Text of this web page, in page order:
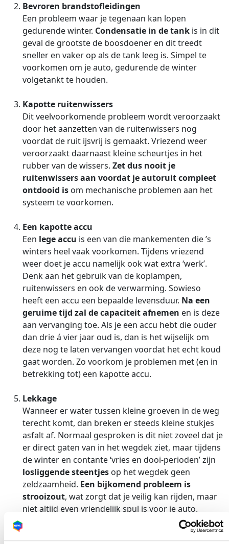
Bevroren brandstofleidingen
Een probleem waar je tegenaan kan lopen
gedurende winter. Condensatie in de tank is in dit
geval de grootste de boosdoener en dit treedt
sneller en vaker op als de tank leeg is. Simpel te
voorkomen om je auto, gedurende de winter
volgetankt te houden.
Kapotte ruitenwissers
Dit veelvoorkomende probleem wordt veroorzaakt
door het aanzetten van de ruitenwissers nog
voordat de ruit ijsvrij is gemaakt. Vriezend weer
veroorzaakt daarnaast kleine scheurtjes in het
rubber van de wissers. Zet dus nooit je
ruitenwissers aan voordat je autoruit compleet
ontdooid is om mechanische problemen aan het
systeem te voorkomen.
Een kapotte accu
Een lege accu is een van die mankementen die ’s
winters heel vaak voorkomen. Tijdens vriezend
weer doet je accu namelijk ook wat extra ‘werk’.
Denk aan het gebruik van de koplampen,
ruitenwissers en ook de verwarming. Sowieso
heeft een accu een bepaalde levensduur. Na een
geruime tijd zal de capaciteit afnemen en is deze
aan vervanging toe. Als je een accu hebt die ouder
dan drie á vier jaar oud is, dan is het wijselijk om
deze nog te laten vervangen voordat het echt koud
gaat worden. Zo voorkom je problemen met (en in
betrekking tot) een kapotte accu.
Lekkage
Wanneer er water tussen kleine groeven in de weg
terecht komt, dan breken er steeds kleine stukjes
asfalt af. Normaal gesproken is dit niet zoveel dat je
er direct gaten van in het wegdek ziet, maar tijdens
de winter en contante ‘vries en dooi-perioden’ zijn
losliggende steentjes op het wegdek geen
zeldzaamheid. Een bijkomend probleem is
strooizout, wat zorgt dat je veilig kan rijden, maar
niet altijd even vriendelijk spul is voor je auto.
Dit ‘puin’ kan schade veroorzaken aan het leidingwerk
van je stuur-, motor- en remsysteem. Wat in ernstige